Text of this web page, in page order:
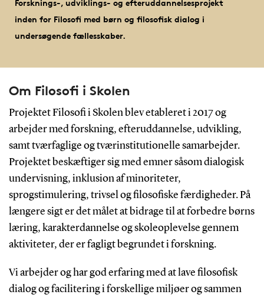
Forsknings-, udviklings- og efteruddannelsesprojekt
inden for Filosofi med børn og filosofisk dialog i
undersøgende fællesskaber.
Om Filosofi i Skolen
Projektet Filosofi i Skolen blev etableret i 2017 og
arbejder med forskning, efteruddannelse, udvikling,
samt tværfaglige og tværinstitutionelle samarbejder.
Projektet beskæftiger sig med emner såsom dialogisk
undervisning, inklusion af minoriteter,
sprogstimulering, trivsel og filosofiske færdigheder. På
længere sigt er det målet at bidrage til at forbedre børns
læring, karakterdannelse og skoleoplevelse gennem
aktiviteter, der er fagligt begrundet i forskning.
Vi arbejder og har god erfaring med at lave filosofisk
dialog og facilitering i forskellige miljøer og sammen